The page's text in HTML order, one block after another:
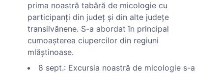
prima noastră tabără de micologie cu
participanţi din judeţ şi din alte judeţe
transilvănene. S-a abordat în principal
cumoaşterea ciupercilor din regiuni
mlăştinoase.
8 sept.: Excursia noastră de micologie s-a